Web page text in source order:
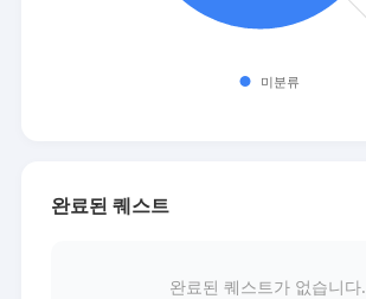
완료된 퀘스트
완료된 퀘스트가 없습니다.